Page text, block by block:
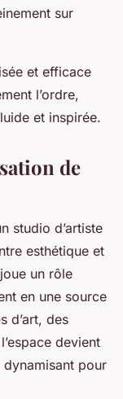
sur
et efficace
l’ordre,
et inspirée.
de
studio d’artiste
esthétique et
joue un rôle
en une source
d’art, des
devient
dynamisant pour